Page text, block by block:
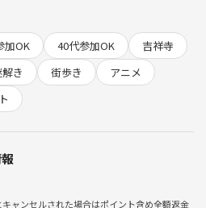
所を探索します。
ない方、春日部に初めて来る方にも楽
、しんちゃんの街である春日部への訪
ょう！
kasukabe-nazotabi/
加OK 40代参加OK
吉祥寺
き 街歩き
アニメ
ャンセルされた場合はポイント含め全額返金